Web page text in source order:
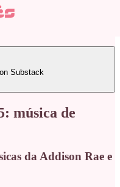
Substack
música de
da Addison Rae e